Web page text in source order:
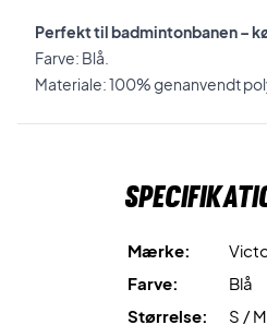
Perfekt til badmintonbanen –
Farve: Blå.
Materiale: 100% genanvendt
Mærke:
Farve:
Blå
Størrelse:
S /